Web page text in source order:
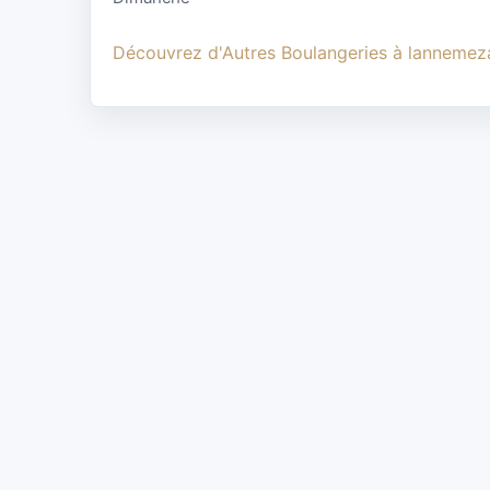
Découvrez d'Autres Boulangeries à